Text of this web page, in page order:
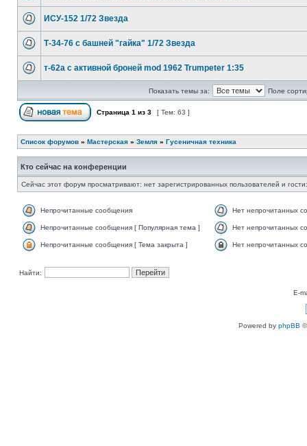
ИСУ-152 1/72 Звезда
Т-34-76 с башней "гайка" 1/72 Звезда
т-62а с активной броней mod 1962 Trumpeter 1:35
Показать темы за: Поле
Страница 1 из 3 [ Тем: 63 ]
Список форумов » Мастерская » Земля » Гусеничная техника
Кто сейчас на конференции
Сейчас этот форум просматривают: нет зарегистрированных пользователей и
Непрочитанные сообщения Нет непрочитанных
Непрочитанные сообщения [ Популярная тема ] Нет непрочитанных
Непрочитанные сообщения [ Тема закрыта ] Нет непрочитанных
Найти:
E-
Powered by phpBB